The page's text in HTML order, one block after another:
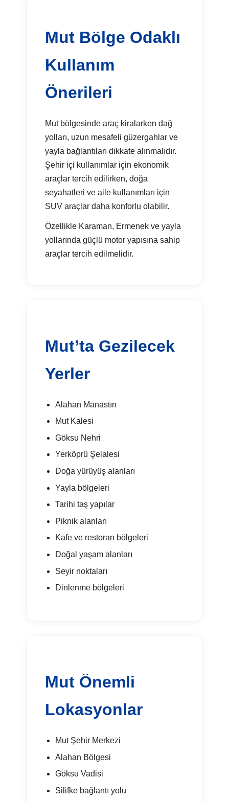
Mut Bölge Odaklı
Kullanım
Önerileri
Mut bölgesinde araç kiralarken dağ
yolları, uzun mesafeli güzergahlar ve
yayla bağlantıları dikkate alınmalıdır.
Şehir içi kullanımlar için ekonomik
araçlar tercih edilirken, doğa
seyahatleri ve aile kullanımları için
SUV araçlar daha konforlu olabilir.
Özellikle Karaman, Ermenek ve yayla
yollarında güçlü motor yapısına sahip
araçlar tercih edilmelidir.
Mut’ta Gezilecek
Yerler
Alahan Manastırı
Mut Kalesi
Göksu Nehri
Yerköprü Şelalesi
Doğa yürüyüş alanları
Yayla bölgeleri
Tarihi taş yapılar
Piknik alanları
Kafe ve restoran bölgeleri
Doğal yaşam alanları
Seyir noktaları
Dinlenme bölgeleri
Mut Önemli
Lokasyonlar
Mut Şehir Merkezi
Alahan Bölgesi
Göksu Vadisi
Silifke bağlantı yolu